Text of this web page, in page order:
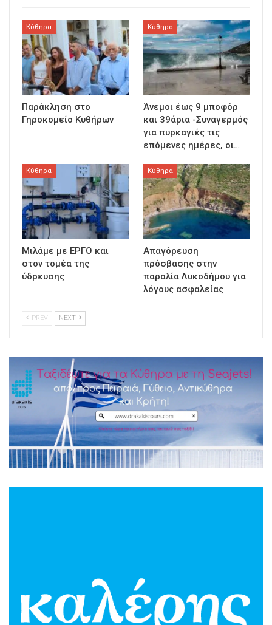
Κύθηρα
Παράκληση στο
Γηροκομείο Κυθήρων
Κύθηρα
Άνεμοι έως 9 μποφόρ
και 39άρια -Συναγερμός
για πυρκαγιές τις
επόμενες ημέρες, οι…
Κύθηρα
Μιλάμε με ΕΡΓΟ και
στον τομέα της
ύδρευσης
Κύθηρα
Απαγόρευση
πρόσβασης στην
παραλία Λυκοδήμου για
λόγους ασφαλείας
PREV NEXT